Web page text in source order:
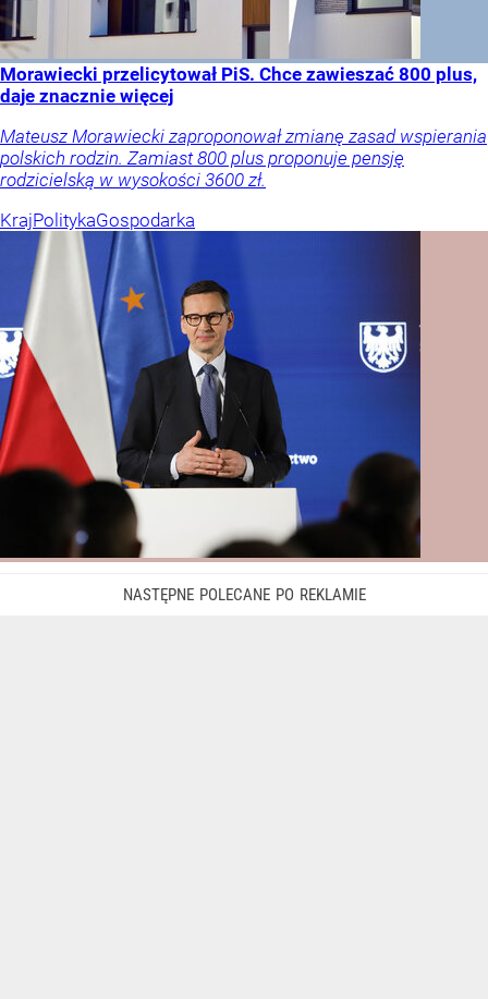
Morawiecki przelicytował PiS. Chce zawieszać 800 plus,
daje znacznie więcej
Mateusz Morawiecki zaproponował zmianę zasad wspierania
polskich rodzin. Zamiast 800 plus proponuje pensję
rodzicielską w wysokości 3600 zł.
KrajPolitykaGospodarka